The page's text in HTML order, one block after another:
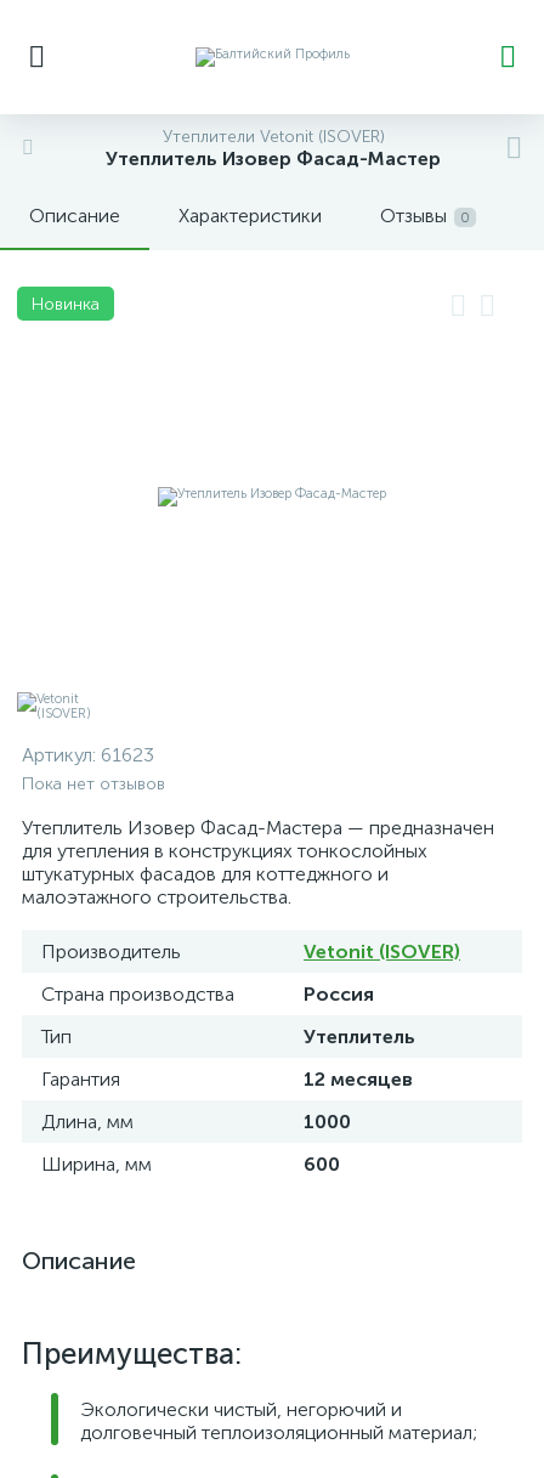
Утеплители Vetonit (ISOVER)
Утеплитель Изовер Фасад-Мастер
Описание Характеристики Отзывы 0
Новинка
Артикул: 61623
Пока нет отзывов
Утеплитель Изовер Фасад-Мастера — предназначен
для утепления в конструкциях тонкослойных
штукатурных фасадов для коттеджного и
малоэтажного строительства.
Производитель
Vetonit (ISOVER)
Страна производства
Россия
Тип
Утеплитель
Гарантия
12 месяцев
Длина, мм
1000
Ширина, мм
600
Описание
Преимущества:
Экологически чистый, негорючий и
долговечный теплоизоляционный материал;